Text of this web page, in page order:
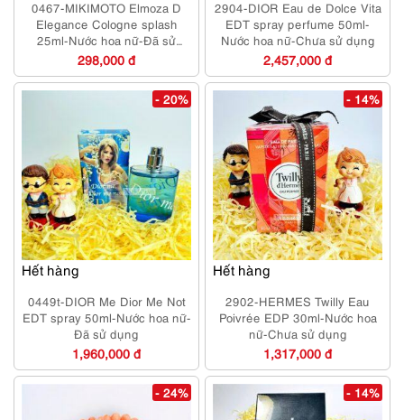
0467-MIKIMOTO Elmoza D
Elegance Cologne splash
25ml-Nước hoa nữ-Đã sử
dụng
298,000 đ
2904-DIOR Eau de Dolce Vita
EDT spray perfume 50ml-
Nước hoa nữ-Chưa sử dụng
2,457,000 đ
Hết hàng
- 20%
0449t-DIOR Me Dior Me Not
EDT spray 50ml-Nước hoa nữ-
Đã sử dụng
1,960,000 đ
Hết hàng
- 14%
2902-HERMES Twilly Eau
Poivrée EDP 30ml-Nước hoa
nữ-Chưa sử dụng
1,317,000 đ
- 24% - 14%